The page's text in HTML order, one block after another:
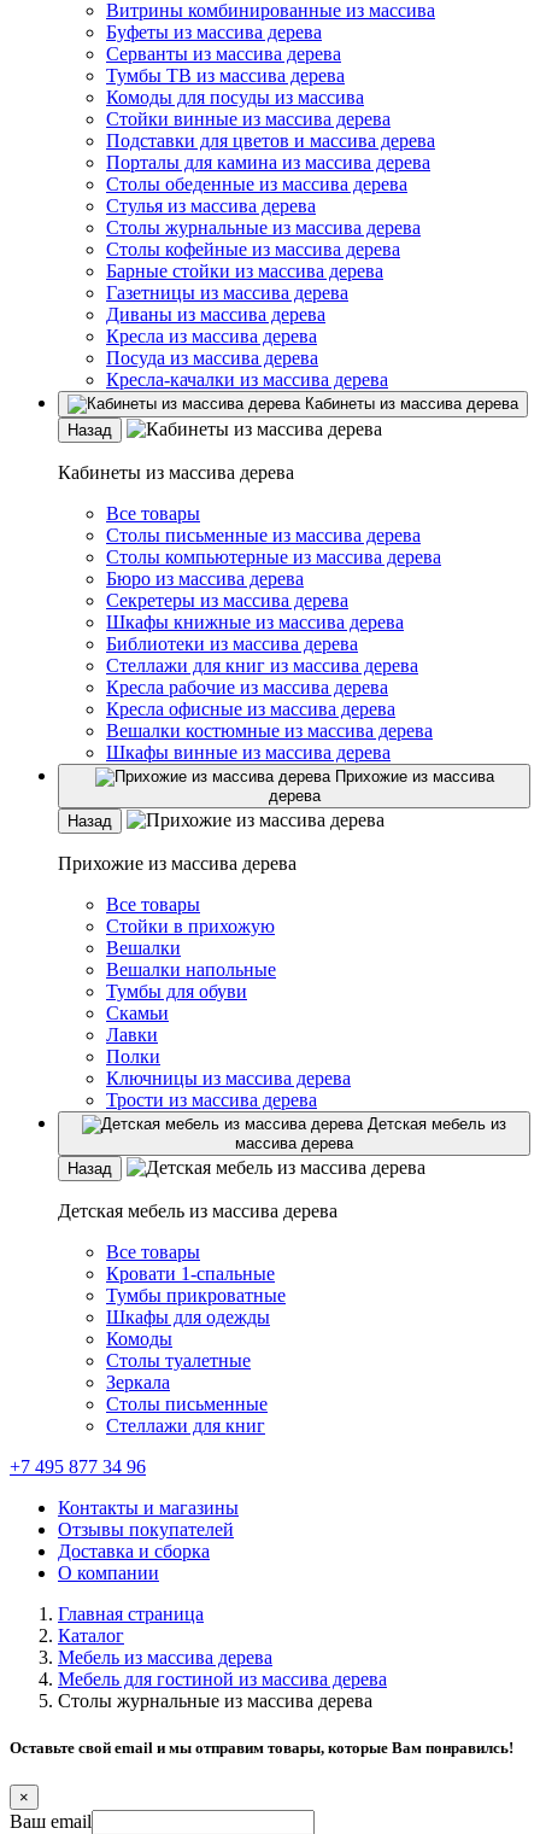
Витрины комбинированные из массива
Буфеты из массива дерева
Серванты из массива дерева
Тумбы ТВ из массива дерева
Комоды для посуды из массива
Стойки винные из массива дерева
Подставки для цветов и массива дерева
Порталы для камина из массива дерева
Столы обеденные из массива дерева
Стулья из массива дерева
Столы журнальные из массива дерева
Столы кофейные из массива дерева
Барные стойки из массива дерева
Газетницы из массива дерева
Диваны из массива дерева
Кресла из массива дерева
Посуда из массива дерева
Кресла-качалки из массива дерева
Кабинеты из массива дерева
Назад
Кабинеты из массива дерева
Все товары
Столы письменные из массива дерева
Столы компьютерные из массива дерева
Бюро из массива дерева
Секретеры из массива дерева
Шкафы книжные из массива дерева
Библиотеки из массива дерева
Стеллажи для книг из массива дерева
Кресла рабочие из массива дерева
Кресла офисные из массива дерева
Вешалки костюмные из массива дерева
Шкафы винные из массива дерева
Прихожие из массива
дерева
Назад
Прихожие из массива дерева
Все товары
Стойки в прихожую
Вешалки
Вешалки напольные
Тумбы для обуви
Скамьи
Лавки
Полки
Ключницы из массива дерева
Трости из массива дерева
Детская мебель из
массива дерева
Назад
Детская мебель из массива дерева
Все товары
Кровати 1-спальные
Тумбы прикроватные
Шкафы для одежды
Комоды
Столы туалетные
Зеркала
Столы письменные
Стеллажи для книг
+7 495 877 34 96
Контакты и магазины
Отзывы покупателей
Доставка и сборка
О компании
Главная страница
Каталог
Мебель из массива дерева
Мебель для гостиной из массива дерева
Столы журнальные из массива дерева
Оставьте свой email и мы отправим товары, которые Вам понравилсь!
×
Ваш email